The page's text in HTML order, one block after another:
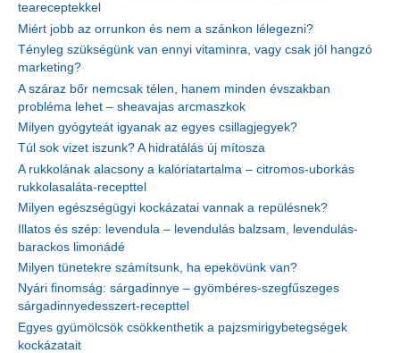
teareceptekkel
Miért jobb az orrunkon és nem a szánkon lélegezni?
Tényleg szükségünk van ennyi vitaminra, vagy csak jól hangzó
marketing?
A száraz bőr nemcsak télen, hanem minden évszakban
probléma lehet – sheavajas arcmaszkok
Milyen gyógyteát igyanak az egyes csillagjegyek?
Túl sok vizet iszunk? A hidratálás új mítosza
A rukkolának alacsony a kalóriatartalma – citromos-uborkás
rukkolasaláta-recepttel
Milyen egészségügyi kockázatai vannak a repülésnek?
Illatos és szép: levendula – levendulás balzsam, levendulás-
barackos limonádé
Milyen tünetekre számítsunk, ha epekövünk van?
Nyári finomság: sárgadinnye – gyömbéres-szegfűszeges
sárgadinnyedesszert-recepttel
Egyes gyümölcsök csökkenthetik a pajzsmirigybetegségek
kockázatait